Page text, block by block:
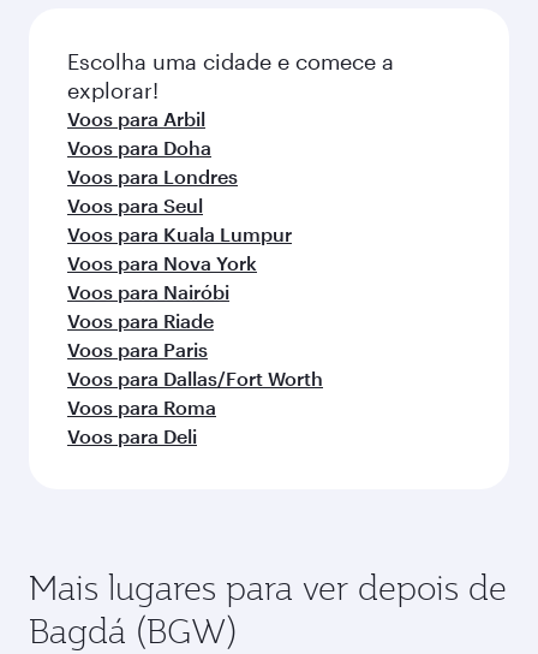
Escolha uma cidade e comece a
explorar!
Voos para Arbil
Voos para Doha
Voos para Londres
Voos para Seul
Voos para Kuala Lumpur
Voos para Nova York
Voos para Nairóbi
Voos para Riade
Voos para Paris
Voos para Dallas/Fort Worth
Voos para Roma
Voos para Deli
Mais lugares para ver depois de
Bagdá (BGW)